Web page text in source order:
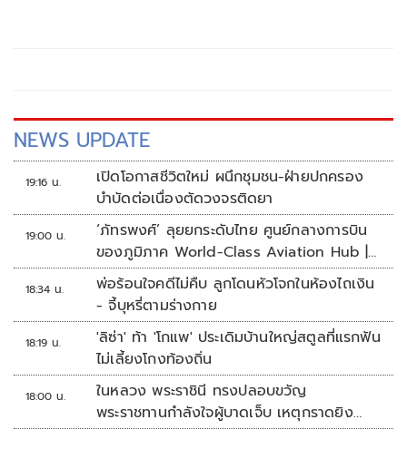
NEWS UPDATE
19:16 น.
เปิดโอกาสชีวิตใหม่ ผนึกชุมชน-ฝ่ายปกครอง
บำบัดต่อเนื่องตัดวงจรติดยา
19:00 น.
‘ภัทรพงศ์’ ลุยยกระดับไทย ศูนย์กลางการบิน
ของภูมิภาค World-Class Aviation Hub |
ห้องข่าวไทยโพสต์สุดสัปดาห์
18:34 น.
พ่อร้อนใจคดีไม่คืบ ลูกโดนหัวโจกในห้องไถเงิน
- จี้บุหรี่ตามร่างกาย
18:19 น.
'ลิซ่า' ท้า 'โกแพ' ประเดิมบ้านใหญ่สตูลที่แรกฟัน
ไม่เลี้ยงโกงท้องถิ่น
18:00 น.
ในหลวง พระราชินี ทรงปลอบขวัญ
พระราชทานกำลังใจผู้บาดเจ็บ เหตุกราดยิง
รร.เทพศิรินทร์นนทบุรี